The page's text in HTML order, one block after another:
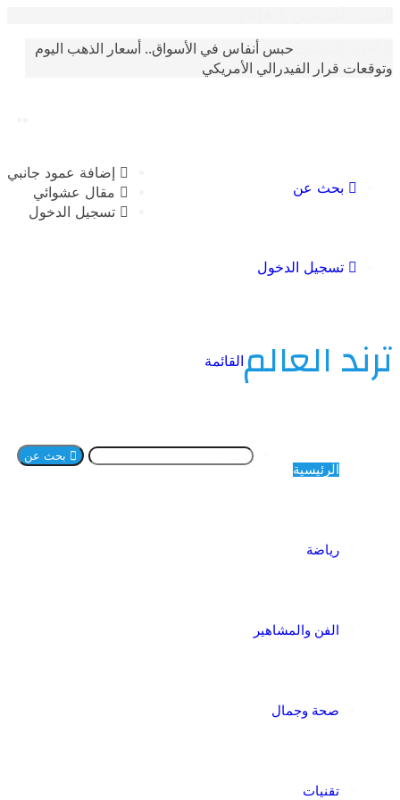
حبس أنفاس في الأسواق.. أسعار الذهب اليوم
قرار الفيدرالي الأمريكي
إضافة عمود جانبي
مقال عشوائي
تسجيل الدخول
بحث عن
تسجيل الدخول
العالمالقائمة
الفن والمشاهير
صحة وجمال
بحث عن